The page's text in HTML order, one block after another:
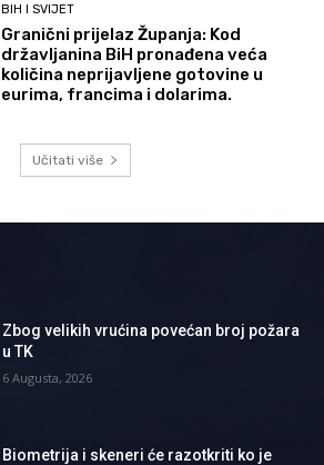
BIH I SVIJET
Granični prijelaz Županja: Kod
državljanina BiH pronađena veća
količina neprijavljene gotovine u
eurima, francima i dolarima.
Učitati više
Zbog velikih vrućina povećan broj požara
u TK
6 Augusta, 2026
Biometrija i skeneri će razotkriti ko je